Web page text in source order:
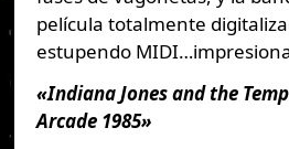
película totalmente
estupendo
«Indiana Jones and the
Arcade 1985»